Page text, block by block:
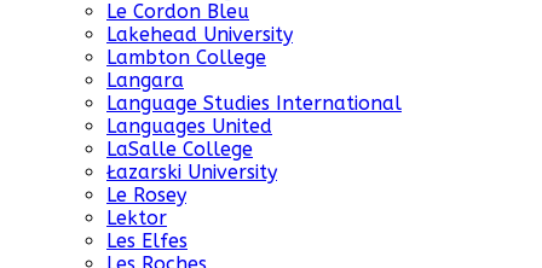
Le Cordon Bleu
Lakehead University
Lambton College
Langara
Language Studies International
Languages United
LaSalle College
Łazarski University
Le Rosey
Lektor
Les Elfes